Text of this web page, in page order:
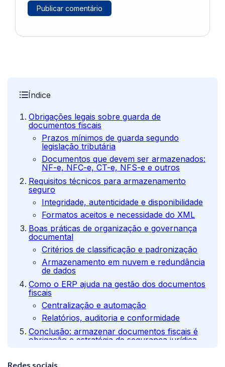
Índice
Obrigações legais sobre guarda de
documentos fiscais
Prazos mínimos de guarda segundo
legislação tributária
Documentos que devem ser armazenados:
NF-e, NFC-e, CT-e, NFS-e e outros
Requisitos técnicos para armazenamento
seguro
Integridade, autenticidade e disponibilidade
Formatos aceitos e necessidade do XML
Boas práticas de organização e governança
documental
Critérios de classificação e padronização
Armazenamento em nuvem e redundância
de dados
Como o ERP ajuda na gestão dos documentos
fiscais
Centralização e automação
Relatórios, auditoria e conformidade
Conclusão: armazenar documentos fiscais é
obrigação e estratégia de segurança jurídica
Redes sociais